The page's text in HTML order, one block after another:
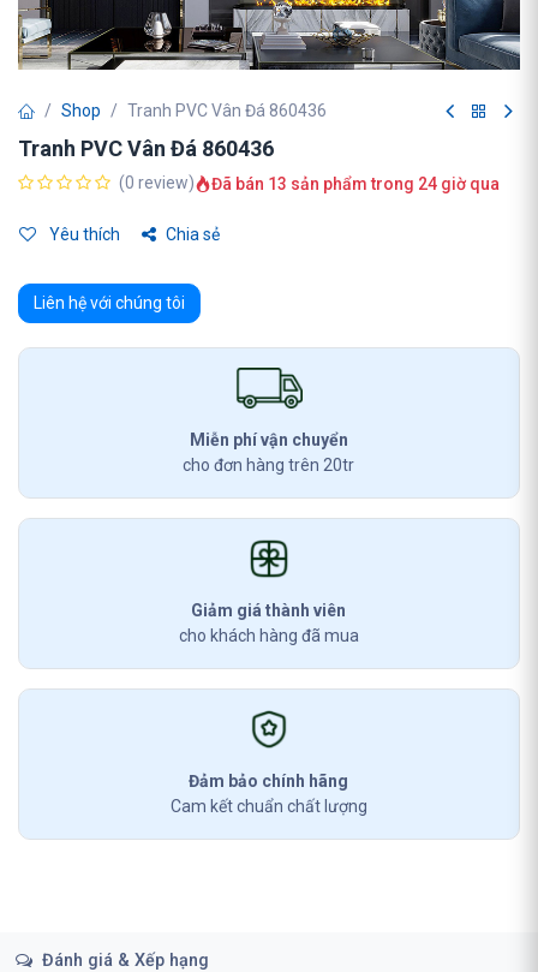
Shop Tranh PVC Vân Đá 860436
Tranh PVC Vân Đá 860436
(0 review) Đã bán 13 sản phẩm trong 24 giờ qua
Yêu thích Chia sẻ
Liên hệ với chúng tôi
Miễn phí vận chuyển
cho đơn hàng trên 20tr
Giảm giá thành viên
cho khách hàng đã mua
Đảm bảo chính hãng
Cam kết chuẩn chất lượng
Đánh giá & Xếp hạng